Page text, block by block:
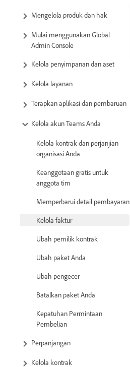
Mengelola produk dan hak
Mulai menggunakan Global
Admin Console
Kelola penyimpanan dan aset
Kelola layanan
Terapkan aplikasi dan pembaruan
Kelola akun Teams Anda
Kelola kontrak dan perjanjian
organisasi Anda
Keanggotaan gratis untuk
anggota tim
Memperbarui detail pembayaran
Kelola faktur
Ubah pemilik kontrak
Ubah paket Anda
Ubah pengecer
Batalkan paket Anda
Kepatuhan Permintaan
Pembelian
Perpanjangan
Kelola kontrak